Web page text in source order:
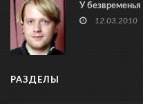
У безвременья
12.03.2010
РАЗДЕЛЫ